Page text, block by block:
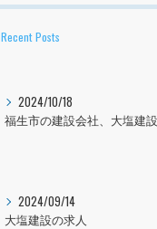
Recent Posts
2024/10/18
福生市の建設会社、大塩建
2024/09/14
大塩建設の求人